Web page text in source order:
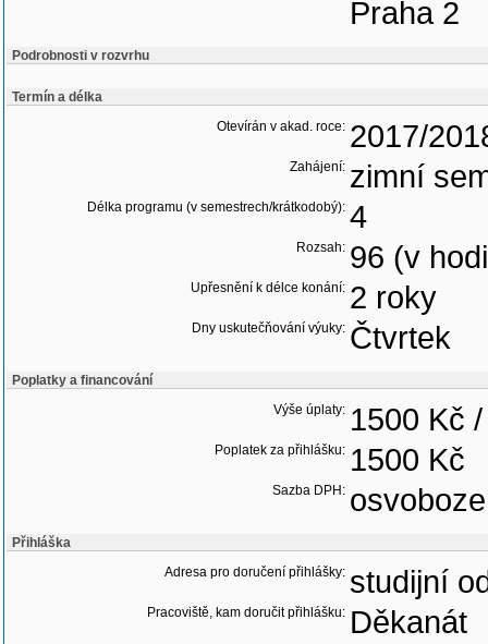
Praha 2
Podrobnosti v rozvrhu
Termín a délka
Otevírán v akad. roce: 2017/
Zahájení: zimní
Délka programu (v semestrech/krátkodobý): 4
Rozsah: 96 (v
Upřesnění k délce konání: 2 roky
Dny uskutečňování výuky: Čtvrtek
Poplatky a financování
Výše úplaty: 1500 Kč
Poplatek za přihlášku: 1500 Kč
Sazba DPH:
Přihláška
Adresa pro doručení přihlášky: studijní
Pracoviště, kam doručit přihlášku: Děkanát